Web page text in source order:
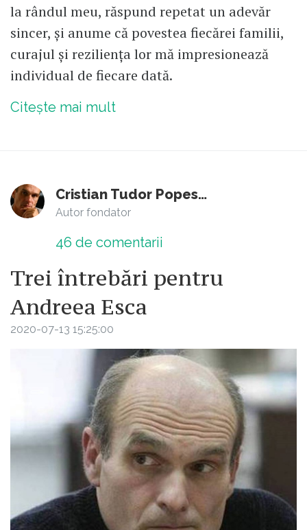
la rândul meu, răspund repetat un adevăr
sincer, și anume că povestea fiecărei familii,
curajul și reziliența lor mă impresionează
individual de fiecare dată.
Citește mai mult
Cristian Tudor Popescu
Autor fondator
46 de comentarii
Trei întrebări pentru
Andreea Esca
2020-07-13 15:25:00